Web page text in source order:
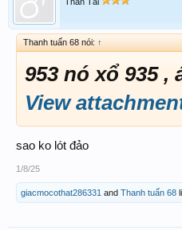
Thanh tuấn 68 nói: ↑
953 nó xổ 935 ,
View
sao ko lót đảo
1/8/25
giacmocothat286331 and Thanh tuấn 68